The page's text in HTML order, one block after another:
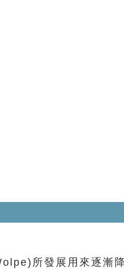
所發展用來逐漸降